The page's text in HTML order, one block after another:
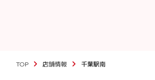
TOP 店舗情報 千葉駅南